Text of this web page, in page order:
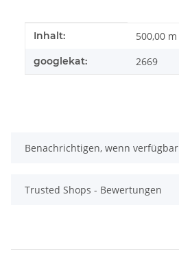
Produkteigenschaft
Wert
Inhalt: 500,00 m
googlekat: 2669
Benachrichtigen, wenn verfügbar
Trusted Shops - Bewertungen